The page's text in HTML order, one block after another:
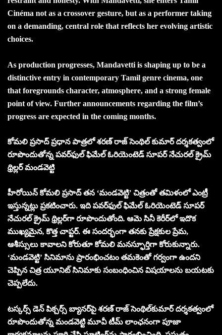
Cinéma not as a crossover gesture, but as a performer taking
on a demanding, central role that reflects her evolving artistic
choices.
As production progresses, Mandavetti is shaping up to be a
distinctive entry in contemporary Tamil genre cinema, one
that foregrounds character, atmosphere, and a strong female
point of view. Further announcements regarding the film’s
progress are expected in the coming months.
కోమ‌లి ప్రసాద్ ప్ర‌ధాన పాత్ర‌లో శ‌ర‌ణ్ రాజ్ సెంథిల్ కుమార్ ద‌ర్శ‌క‌త్వంలో
రూపొందుతోన్న ప‌వ‌ర్‌ఫుల్ ఫిమేల్ ఓరియెంటెడ్ సూప‌ర్ నేచుర‌ల్ క్రైమ్
థ్రిల్ల‌ర్ మండవెట్టి
హీరోయిన్ కోమ‌లి ప్ర‌సాద్ త‌న ‘మండవెట్టి’ చిత్రంతో త‌మిళంలో ఎంట్రీ
ఇస్తున్న‌ట్లు ప్ర‌క‌టించారు. ఇది ప‌వ‌ర్‌ఫుల్ ఫిమేల్ ఓరియెంటెడ్ సూప‌ర్
నేచుర‌ల్ క్రైమ్ థ్రిల్ల‌ర్‌గా రూపొందుతోంది. ఆమె సినీ కెరీర్‌లో ఇదొక
ముఖ్య‌మైన, కొత్త చాప్ట‌ర్‌. ఈ సంద‌ర్భంగా త‌న‌కు ప్రేక్ష‌కుల ప్రేమ‌,
ఆశీస్సులు కావాల‌ని కోరుతూ కోమ‌లి మ‌న‌స్ఫూర్తిగా కోరుకున్నారు.
‘మండ‌వెట్టి’ సినిమాను ప్రారంభించ‌టం త‌మ‌కెంతో గర్వంగా ఉంద‌ని
చెప్పిన చిత్ర యూనిట్ సినిమాకు సంబంధించిన విష‌యాల‌ను బ‌య‌ట‌కు
చెప్ప‌లేదు.
ట‌స్క‌ర్స్ డెన్ పిక్చ‌ర్స్ బ్యాన‌ర్‌పై శ‌ర‌ణ్ రాజ్ సెంథిల్‌కుమార్ ద‌ర్శ‌క‌త్వంలో
రూపొందుతోన్న మండ‌వెట్టి మూవీ టీమ్‌ లాంఛ‌నంగా పూజా